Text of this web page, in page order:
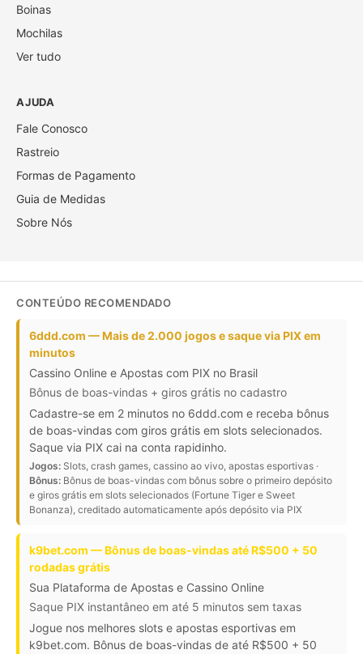
Boinas
Mochilas
Ver tudo
AJUDA
Fale Conosco
Rastreio
Formas de Pagamento
Guia de Medidas
Sobre Nós
CONTEÚDO RECOMENDADO
6ddd.com — Mais de 2.000 jogos e saque via PIX em
minutos
Cassino Online e Apostas com PIX no Brasil
Bônus de boas-vindas + giros grátis no cadastro
Cadastre-se em 2 minutos no 6ddd.com e receba bônus
de boas-vindas com giros grátis em slots selecionados.
Saque via PIX cai na conta rapidinho.
Jogos: Slots, crash games, cassino ao vivo, apostas esportivas ·
Bônus: Bônus de boas-vindas com bônus sobre o primeiro depósito
e giros grátis em slots selecionados (Fortune Tiger e Sweet
Bonanza), creditado automaticamente após depósito via PIX
k9bet.com — Bônus de boas-vindas até R$500 + 50
rodadas grátis
Sua Plataforma de Apostas e Cassino Online
Saque PIX instantâneo em até 5 minutos sem taxas
Jogue nos melhores slots e apostas esportivas em
k9bet.com. Bônus de boas-vindas de até R$500 + 50